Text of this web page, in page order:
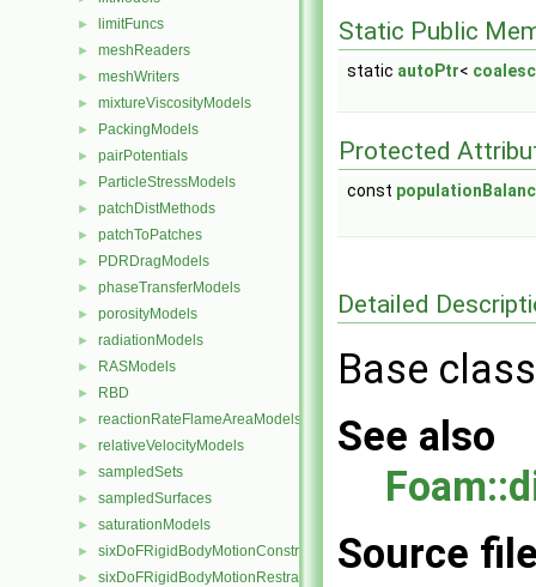
► limitFuncs
► meshReaders
► meshWriters
► mixtureViscosityModels
► PackingModels
► pairPotentials
► ParticleStressModels
► patchDistMethods
► patchToPatches
► PDRDragModels
► phaseTransferModels
► porosityModels
► radiationModels
► RASModels
► RBD
► reactionRateFlameAreaModels
► relativeVelocityModels
► sampledSets
► sampledSurfaces
► saturationModels
► sixDoFRigidBodyMotionConstraints
► sixDoFRigidBodyMotionRestraints
Static Public
static autoPtr<
Protected
const
Detailed
Base
See also
Source